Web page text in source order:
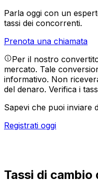
Parla oggi con un
tassi dei concorrenti.
Prenota una chiamata
Per il nostro
mercato. Tale
informativo. Non
del denaro. Verifica i
Sapevi che puoi inviare
Registrati oggi
Tassi di cambio